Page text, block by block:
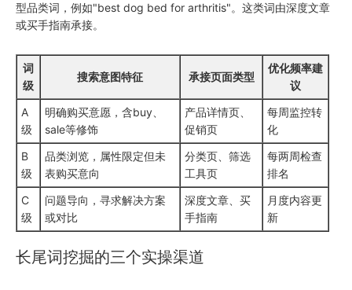
型品类词，例如"best dog bed for arthritis"。这类词由深度文章
或买手指南承接。
词
级
搜索意图特征 承接页面类型
优化频率建
议
A
级
明确购买意愿，含buy、
sale等修饰
产品详情页、
促销页
每周监控转
化
B
级
品类浏览，属性限定但未
表购买意向
分类页、筛选
工具页
每两周检查
排名
C
级
问题导向，寻求解决方案
或对比
深度文章、买
手指南
月度内容更
新
长尾词挖掘的三个实操渠道